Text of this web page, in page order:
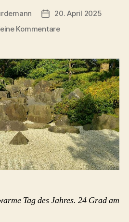
Beitragsdatum
20. April 2025
Kommentarezu
Tag des Jahres. 24 Grad am